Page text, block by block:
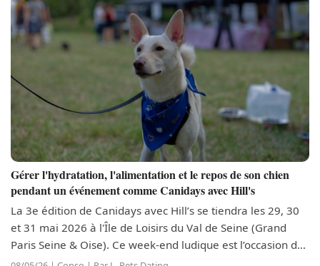
Gérer l'hydratation, l'alimentation et le repos de son chien
pendant un événement comme Canidays avec Hill's
La 3e édition de Canidays avec Hill’s se tiendra les 29, 30
et 31 mai 2026 à l'Île de Loisirs du Val de Seine (Grand
Paris Seine & Oise). Ce week-end ludique est l’occasion de
découvrir de nombreux sports canins avec votre fidèle